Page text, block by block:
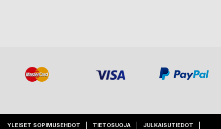
YLEISET SOPIMUSEHDOT TIETOSUOJA JULKAISUTIEDOT